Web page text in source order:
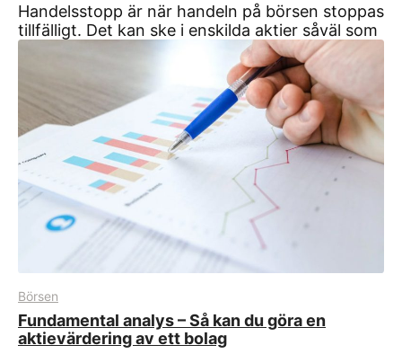
Handelsstopp är när handeln på börsen stoppas
tillfälligt. Det kan ske i enskilda aktier såväl som
Börsen
Fundamental analys – Så kan du göra en
aktievärdering av ett bolag